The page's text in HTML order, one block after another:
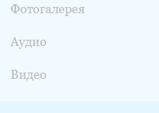
Фотогалерея
Аудио
Видео